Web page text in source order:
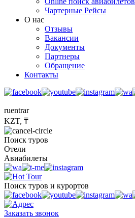
Чартерные Рейсы
О нас
Отзывы
Вакансии
Документы
Партнеры
Обращение
Контакты
ruentrar
KZT, ₸
Поиск туров
Отели
Авиабилеты
Поиск туров и курортов
Заказать звонок